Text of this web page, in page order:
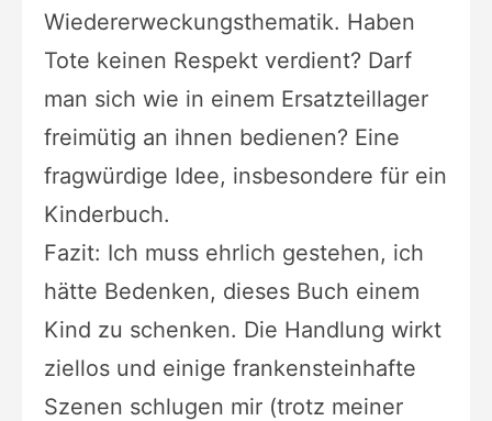
Wiedererweckungsthematik. Haben
Tote keinen Respekt verdient? Darf
man sich wie in einem Ersatzteillager
freimütig an ihnen bedienen? Eine
fragwürdige Idee, insbesondere für ein
Kinderbuch.
Fazit: Ich muss ehrlich gestehen, ich
hätte Bedenken, dieses Buch einem
Kind zu schenken. Die Handlung wirkt
ziellos und einige frankensteinhafte
Szenen schlugen mir (trotz meiner